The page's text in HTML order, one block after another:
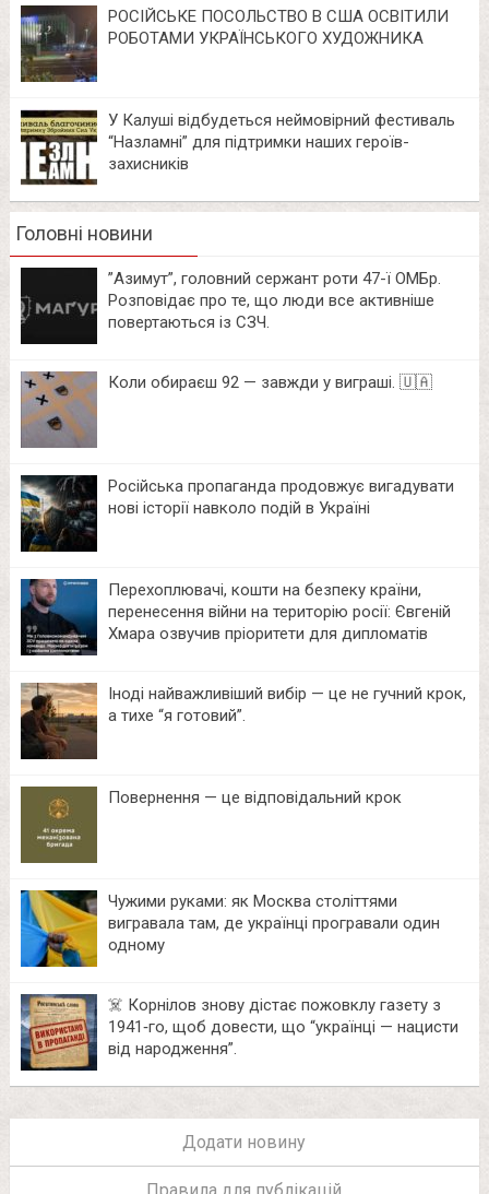
РОСІЙСЬКЕ ПОСОЛЬСТВО В США ОСВІТИЛИ
РОБОТАМИ УКРАЇНСЬКОГО ХУДОЖНИКА
У Калуші відбудеться неймовірний фестиваль
“Назламні” для підтримки наших героїв-
захисників
Головні новини
⁨”Азимут”, головний сержант роти 47-ї ОМБр.
Розповідає про те, що люди все активніше
повертаються із СЗЧ.
Коли обираєш 92 — завжди у виграші. 🇺🇦
Російська пропаганда продовжує вигадувати
нові історії навколо подій в Україні
Перехоплювачі, кошти на безпеку країни,
перенесення війни на територію росії: Євгеній
Хмара озвучив пріоритети для дипломатів
Іноді найважливіший вибір — це не гучний крок,
а тихе “я готовий”.
Повернення — це відповідальний крок
Чужими руками: як Москва століттями
вигравала там, де українці програвали один
одному
☠️ Корнілов знову дістає пожовклу газету з
1941‑го, щоб довести, що “українці — нацисти
від народження”.
Додати новину